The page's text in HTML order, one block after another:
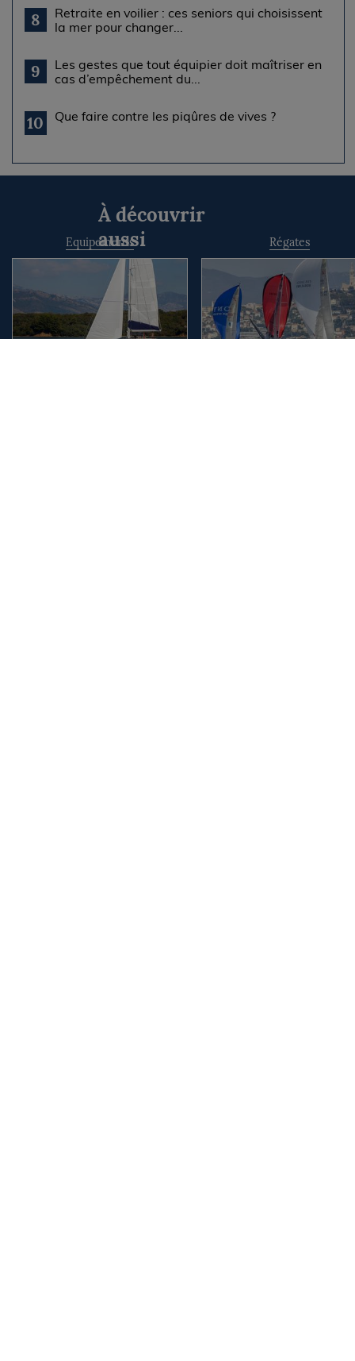
8
Retraite en voilier : ces seniors qui choisissent
la mer pour changer...
9
Les gestes que tout équipier doit maîtriser en
cas d’empêchement du...
10 Que faire contre les piqûres de vives ?
À découvrir
aussi
Equipements Régates